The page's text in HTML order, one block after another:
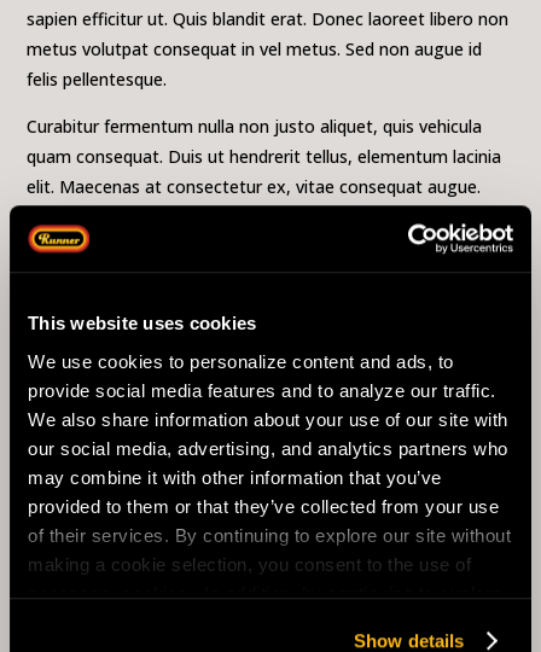
This website uses cookies
We use cookies to personalize content and ads, to
provide social media features and to analyze our traffic.
We also share information about your use of our site with
our social media, advertising, and analytics partners who
may combine it with other information that you’ve
provided to them or that they’ve collected from your use
of their services. By continuing to explore our site without
making a cookie selection, you consent to the use of
necessary cookies. In addition, by continuing to explore
Show details
sapien efficitur ut. Quis blandit erat. Donec laoreet libero non
metus volutpat consequat in vel metus. Sed non augue id
felis pellentesque.
Curabitur fermentum nulla non justo aliquet, quis vehicula
quam consequat. Duis ut hendrerit tellus, elementum lacinia
elit. Maecenas at consectetur ex, vitae consequat augue.
bibendum odio urna, sit amet fermentum purus venenatis
amet.
non tempus et malesuada. sAliquam feugiat ut diam non
tempus. Interdum et malesuada fames ac ante ipsum primis
in faucibus. Curabitur ac odio consequat, auctor risus non,
egestas dolor. In sit amet urna at metus dictum commodo a
at nunc. Lorem ipsum dolor sit amet, consectetur adipiscing
elit.
Donec sed finibus nisi, sed dictum eros. Aliquam sodales nulla
dolor, sed vulputate sapien efficitur ut. Vivamus id gravida mi,
nec ullamcorper purus. Suspendisse ut nibh sagittis lacus